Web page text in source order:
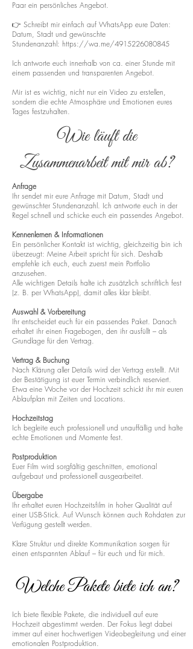
Paar ein persönliches Angebot.
👉 Schreibt mir einfach auf WhatsApp eure Daten:
Datum, Stadt und gewünschte
Stundenanzahl: https://wa.me/4915226080845
Ich antworte euch innerhalb von ca. einer Stunde mit
einem passenden und transparenten Angebot.
Mir ist es wichtig, nicht nur ein Video zu erstellen,
sondern die echte Atmosphäre und Emotionen eures
Tages festzuhalten.
Wie läuft die
Zusammenarbeit mit mir ab?
Anfrage
Ihr sendet mir eure Anfrage mit Datum, Stadt und
gewünschter Stundenanzahl. Ich antworte euch in der
Regel schnell und schicke euch ein passendes Angebot.
Kennenlernen & Informationen
Ein persönlicher Kontakt ist wichtig, gleichzeitig bin ich
überzeugt: Meine Arbeit spricht für sich. Deshalb
empfehle ich euch, euch zuerst mein Portfolio
anzusehen.
Alle wichtigen Details halte ich zusätzlich schriftlich fest
(z. B. per WhatsApp), damit alles klar bleibt.
Auswahl & Vorbereitung
Ihr entscheidet euch für ein passendes Paket. Danach
erhaltet ihr einen Fragebogen, den ihr ausfüllt – als
Grundlage für den Vertrag.
Vertrag & Buchung
Nach Klärung aller Details wird der Vertrag erstellt. Mit
der Bestätigung ist euer Termin verbindlich reserviert.
Etwa eine Woche vor der Hochzeit schickt ihr mir euren
Ablaufplan mit Zeiten und Locations.
Hochzeitstag
Ich begleite euch professionell und unauffällig und halte
echte Emotionen und Momente fest.
Postproduktion
Euer Film wird sorgfältig geschnitten, emotional
aufgebaut und professionell ausgearbeitet.
Übergabe
Ihr erhaltet euren Hochzeitsfilm in hoher Qualität auf
einer USB-Stick. Auf Wunsch können auch Rohdaten zur
Verfügung gestellt werden.
Klare Struktur und direkte Kommunikation sorgen für
einen entspannten Ablauf – für euch und für mich.
Welche Pakete biete ich an?
Ich biete flexible Pakete, die individuell auf eure
Hochzeit abgestimmt werden. Der Fokus liegt dabei
immer auf einer hochwertigen Videobegleitung und einer
emotionalen Postproduktion.